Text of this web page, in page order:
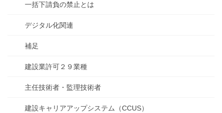
一括下請負の禁止とは
デジタル化関連
補足
建設業許可２９業種
主任技術者・監理技術者
建設キャリアアップシステム（CCUS）